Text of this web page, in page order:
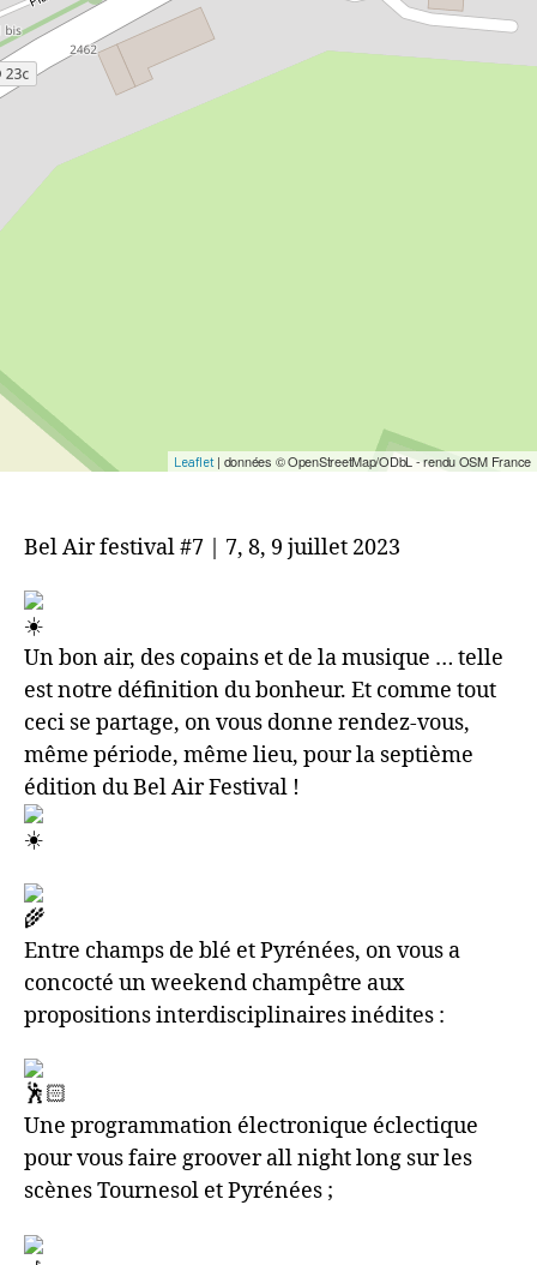
Leaflet| données © OpenStreetMap/ODbL - rendu OSM France
Bel Air festival #7 | 7, 8, 9 juillet 2023
Un bon air, des copains et de la musique … telle
est notre définition du bonheur. Et comme tout
ceci se partage, on vous donne rendez-vous,
même période, même lieu, pour la septième
édition du Bel Air Festival !
Entre champs de blé et Pyrénées, on vous a
concocté un weekend champêtre aux
propositions interdisciplinaires inédites :
Une programmation électronique éclectique
pour vous faire groover all night long sur les
scènes Tournesol et Pyrénées ;